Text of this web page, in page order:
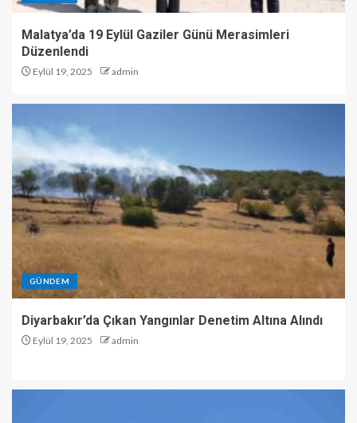
Malatya’da 19 Eylül Gaziler Günü Merasimleri
Düzenlendi
Eylül 19, 2025 admin
GÜNDEM
Diyarbakır’da Çıkan Yangınlar Denetim Altına Alındı
Eylül 19, 2025 admin